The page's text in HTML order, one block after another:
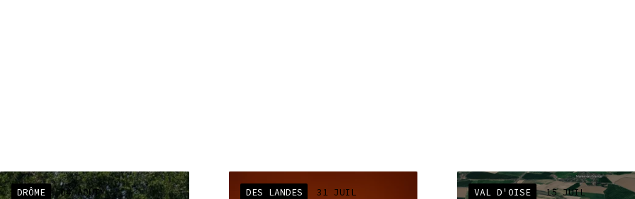
DRÔME 04 AOÛT DES LANDES 31 JUIL VAL D'OISE 15 JUIL